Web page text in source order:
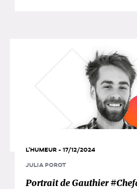
L'HUMEUR - 17/12/2024
JULIA POROT
Portrait de Gauthier